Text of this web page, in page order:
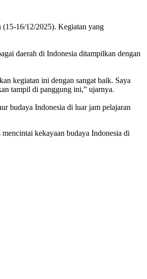
16/12/2025). Kegiatan yang
daerah di Indonesia ditampilkan dengan
kegiatan ini dengan sangat baik. Saya
tampil di panggung ini,” ujarnya.
budaya Indonesia di luar jam pelajaran
kekayaan budaya Indonesia di